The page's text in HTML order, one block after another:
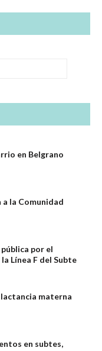
en Belgrano
la Comunidad
por el
Línea F del Subte
materna
en subtes,